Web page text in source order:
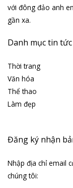
với đông đảo anh
gần xa.
Danh mục tin tức
Thời trang
Văn hóa
Thể thao
Làm đẹp
Đăng ký nhận
Nhập địa chỉ email
chúng tôi: